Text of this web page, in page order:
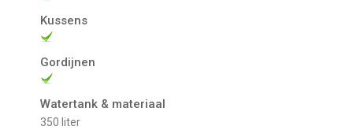
Kussens
Gordijnen
Watertank & materiaal
350 liter